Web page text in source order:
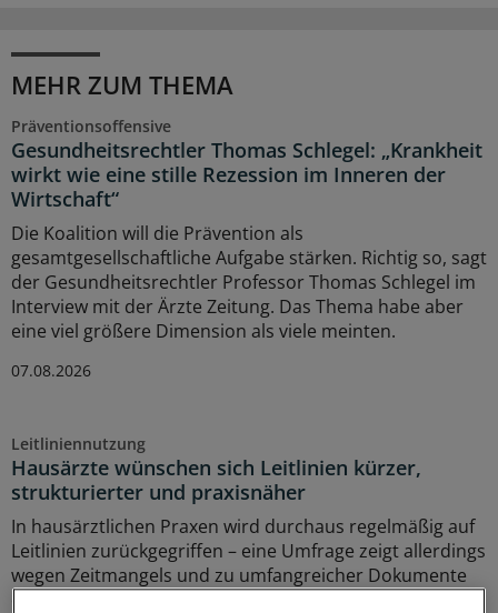
MEHR ZUM THEMA
Präventionsoffensive
Gesundheitsrechtler Thomas Schlegel: „Krankheit
wirkt wie eine stille Rezession im Inneren der
Wirtschaft“
Die Koalition will die Prävention als
gesamtgesellschaftliche Aufgabe stärken. Richtig so, sagt
der Gesundheitsrechtler Professor Thomas Schlegel im
Interview mit der Ärzte Zeitung. Das Thema habe aber
eine viel größere Dimension als viele meinten.
07.08.2026
Leitliniennutzung
Hausärzte wünschen sich Leitlinien kürzer,
strukturierter und praxisnäher
In hausärztlichen Praxen wird durchaus regelmäßig auf
Leitlinien zurückgegriffen – eine Umfrage zeigt allerdings
wegen Zeitmangels und zu umfangreicher Dokumente
deutlichen Verbesserungsbedarf.